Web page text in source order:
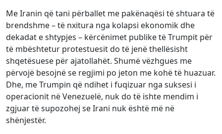
Me Iranin që tani përballet me pakënaqësi të shtuara të
brendshme – të nxitura nga kolapsi ekonomik dhe
dekadat e shtypjes – kërcënimet publike të Trumpit për
të mbështetur protestuesit do të jenë thellësisht
shqetësuese për ajatollahët. Shumë vëzhgues me
përvojë besojnë se regjimi po jeton me kohë të huazuar.
Dhe, me Trumpin që ndihet i fuqizuar nga suksesi i
operacionit në Venezuelë, nuk do të ishte mendim i
zgjuar të supozohej se Irani nuk është më në
shënjestër.